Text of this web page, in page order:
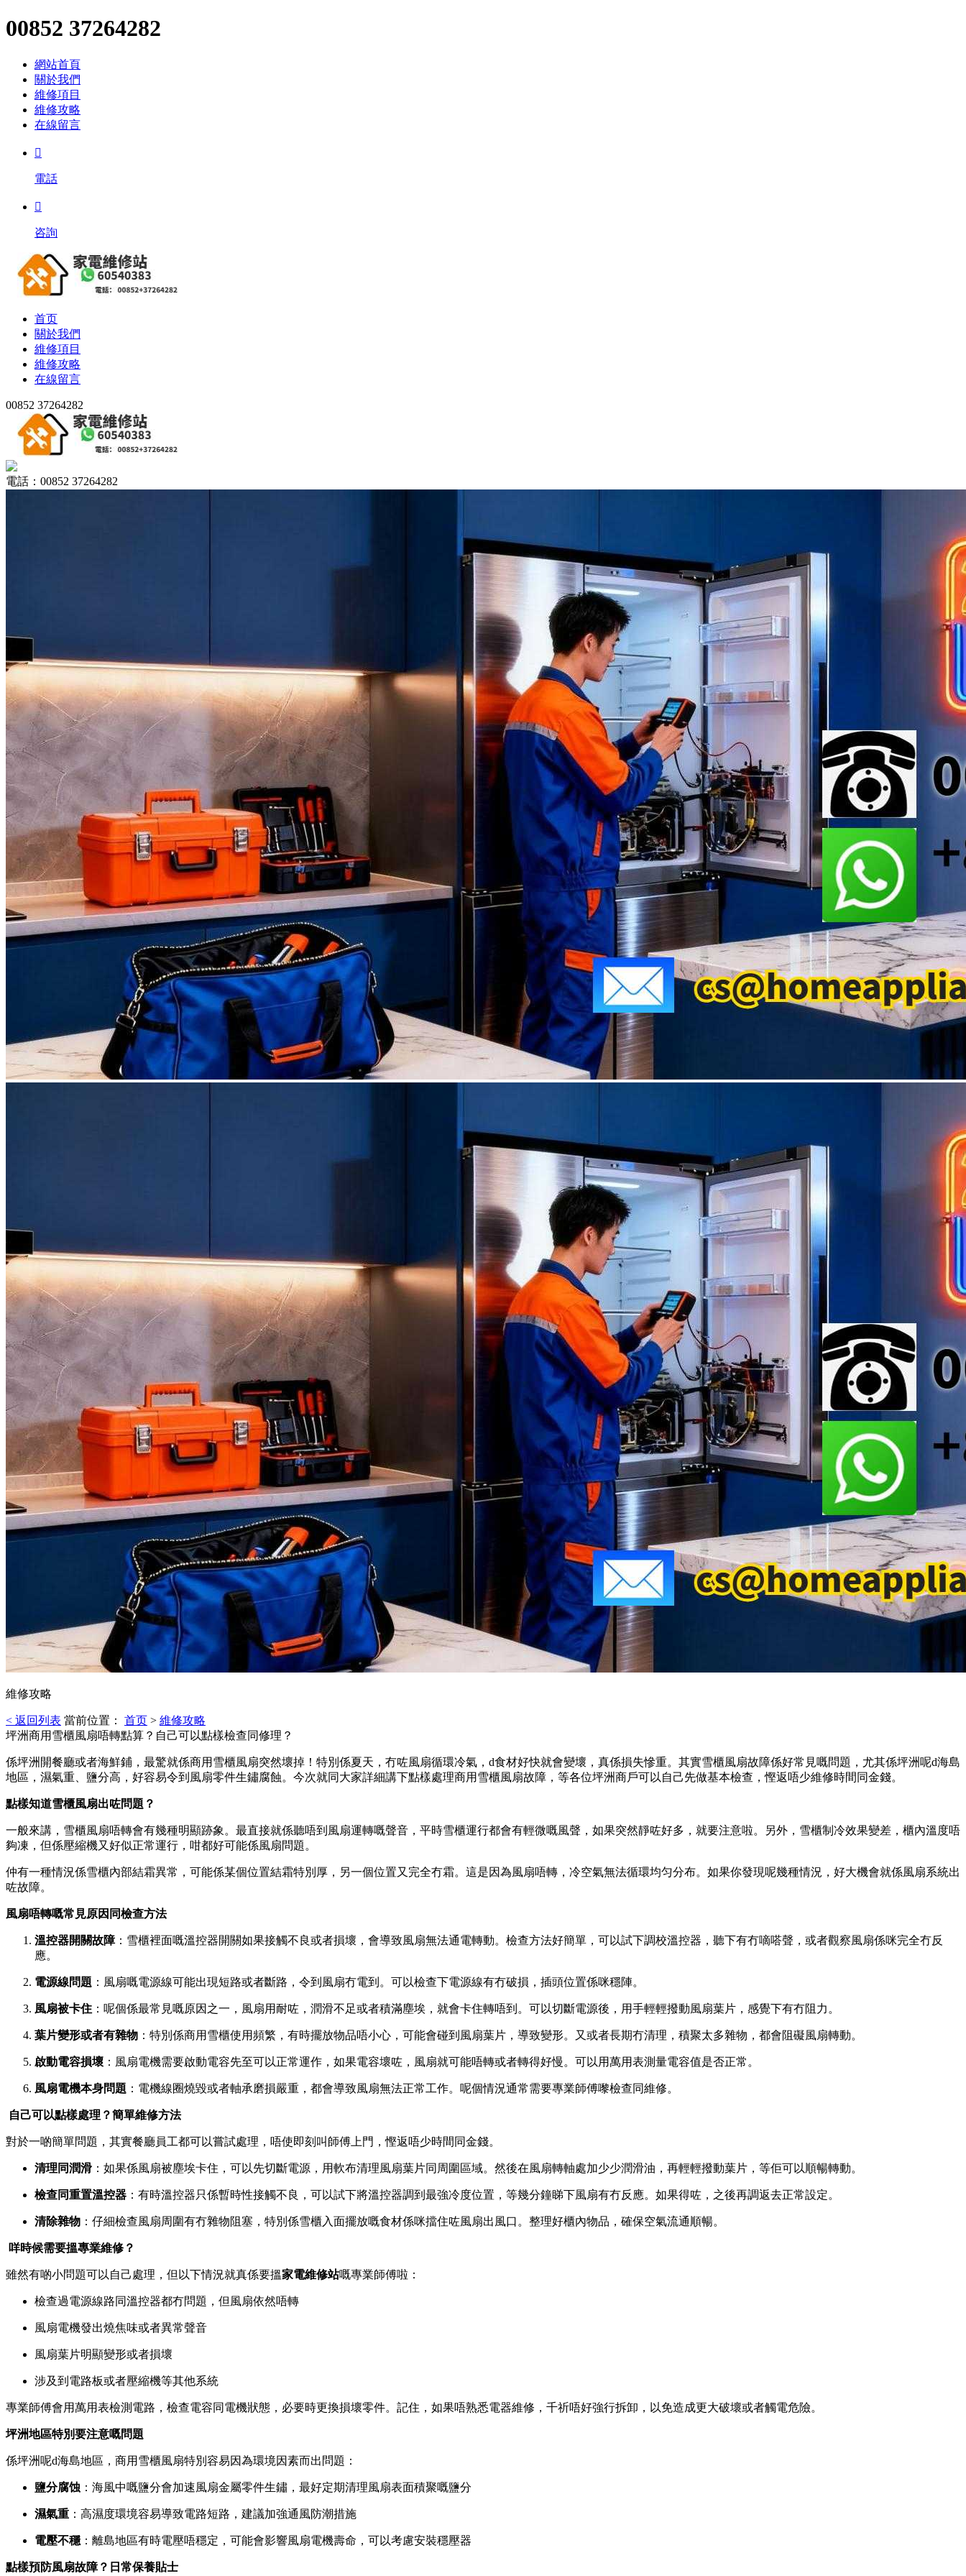
00852 37264282
網站首頁
關於我們
維修項目
維修攻略
在線留言

電話

咨詢
首页
關於我們
維修項目
維修攻略
在線留言
00852 37264282
電話：00852 37264282
維修攻略
< 返回列表 當前位置： 首页 > 維修攻略
坪洲商用雪櫃風扇唔轉點算？自己可以點樣檢查同修理？
係坪洲開餐廳或者海鮮鋪，最驚就係商用雪櫃風扇突然壞掉！特別係夏天，冇咗風扇循環冷氣，d食材好快就會變壞，真係損失慘重。其實雪櫃風扇故障係好常見嘅問題，尤其係坪洲呢d海島
地區，濕氣重、鹽分高，好容易令到風扇零件生鏽腐蝕。今次就同大家詳細講下點樣處理商用雪櫃風扇故障，等各位坪洲商戶可以自己先做基本檢查，慳返唔少維修時間同金錢。
點樣知道雪櫃風扇出咗問題？
一般來講，雪櫃風扇唔轉會有幾種明顯跡象。最直接就係聽唔到風扇運轉嘅聲音，平時雪櫃運行都會有輕微嘅風聲，如果突然靜咗好多，就要注意啦。另外，雪櫃制冷效果變差，櫃內溫度唔
夠凍，但係壓縮機又好似正常運行，咁都好可能係風扇問題。
仲有一種情況係雪櫃內部結霜異常，可能係某個位置結霜特別厚，另一個位置又完全冇霜。這是因為風扇唔轉，冷空氣無法循環均匀分布。如果你發現呢幾種情況，好大機會就係風扇系統出
咗故障。
風扇唔轉嘅常見原因同檢查方法
溫控器開關故障：雪櫃裡面嘅溫控器開關如果接觸不良或者損壞，會導致風扇無法通電轉動。檢查方法好簡單，可以試下調校溫控器，聽下有冇嘀嗒聲，或者觀察風扇係咪完全冇反
應。
電源線問題 ：風扇嘅電源線可能出現短路或者斷路，令到風扇冇電到。可以檢查下電源線有冇破損，插頭位置係咪穩陣。
風扇被卡住 ：呢個係最常見嘅原因之一，風扇用耐咗，潤滑不足或者積滿塵埃，就會卡住轉唔到。可以切斷電源後，用手輕輕撥動風扇葉片，感覺下有冇阻力。
葉片變形或者有雜物 ：特別係商用雪櫃使用頻繁，有時擺放物品唔小心，可能會碰到風扇葉片，導致變形。又或者長期冇清理，積聚太多雜物，都會阻礙風扇轉動。
啟動電容損壞 ：風扇電機需要啟動電容先至可以正常運作，如果電容壞咗，風扇就可能唔轉或者轉得好慢。可以用萬用表測量電容值是否正常。
風扇電機本身問題 ：電機線圈燒毀或者軸承磨損嚴重，都會導致風扇無法正常工作。呢個情況通常需要專業師傅嚟檢查同維修。
️ 自己可以點樣處理？簡單維修方法
對於一啲簡單問題，其實餐廳員工都可以嘗試處理，唔使即刻叫師傅上門，慳返唔少時間同金錢。
清理同潤滑 ：如果係風扇被塵埃卡住，可以先切斷電源，用軟布清理風扇葉片同周圍區域。然後在風扇轉軸處加少少潤滑油，再輕輕撥動葉片，等佢可以順暢轉動。
檢查同重置溫控器 ：有時溫控器只係暫時性接觸不良，可以試下將溫控器調到最強冷度位置，等幾分鐘睇下風扇有冇反應。如果得咗，之後再調返去正常設定。
清除雜物 ：仔細檢查風扇周圍有冇雜物阻塞，特別係雪櫃入面擺放嘅食材係咪擋住咗風扇出風口。整理好櫃內物品，確保空氣流通順暢。
️ 咩時候需要搵專業維修？
雖然有啲小問題可以自己處理，但以下情況就真係要搵家電維修站嘅專業師傅啦：
檢查過電源線路同溫控器都冇問題，但風扇依然唔轉
風扇電機發出燒焦味或者異常聲音
風扇葉片明顯變形或者損壞
涉及到電路板或者壓縮機等其他系統
專業師傅會用萬用表檢測電路，檢查電容同電機狀態，必要時更換損壞零件。記住，如果唔熟悉電器維修，千祈唔好強行拆卸，以免造成更大破壞或者觸電危險。
坪洲地區特別要注意嘅問題
係坪洲呢d海島地區，商用雪櫃風扇特別容易因為環境因素而出問題：
鹽分腐蚀 ：海風中嘅鹽分會加速風扇金屬零件生鏽，最好定期清理風扇表面積聚嘅鹽分
濕氣重 ：高濕度環境容易導致電路短路，建議加強通風防潮措施
電壓不穩 ：離島地區有時電壓唔穩定，可能會影響風扇電機壽命，可以考慮安裝穩壓器
點樣預防風扇故障？日常保養貼士